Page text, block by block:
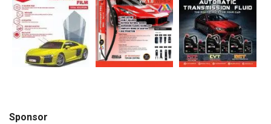
Sponsor